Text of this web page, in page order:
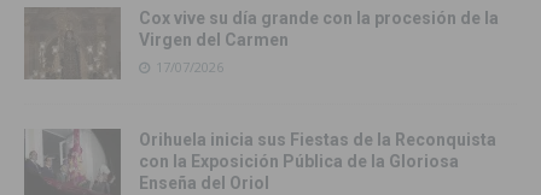
Cox vive su día grande con la procesión de la
Virgen del Carmen
17/07/2026
Orihuela inicia sus Fiestas de la Reconquista
con la Exposición Pública de la Gloriosa
Enseña del Oriol